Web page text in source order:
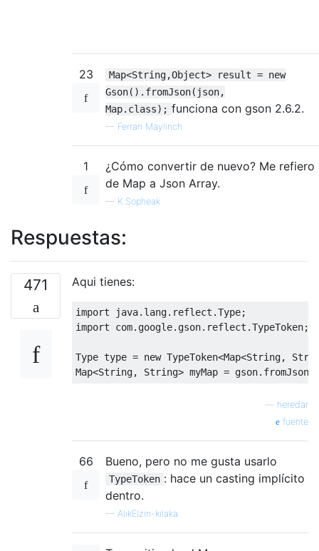
23
Map<String,Object> result = new
Gson().fromJson(json,
Map.class); funciona con gson 2.6.2.
— Ferran Maylinch
1
¿Cómo convertir de nuevo? Me refiero
de Map a Json Array.
— K.Sopheak
Respuestas:
471 Aqui tienes:
import java. lang. reflect .Type;
import com. google. gson. reflect .TypeToken;
Type type = new TypeToken<Map<String,
Map<String, String> myMap = gson. fromJson
heredar
fuente
66 Bueno, pero no me gusta usarlo
TypeToken : hace un casting implícito
dentro.
— AlikElzin-kilaka